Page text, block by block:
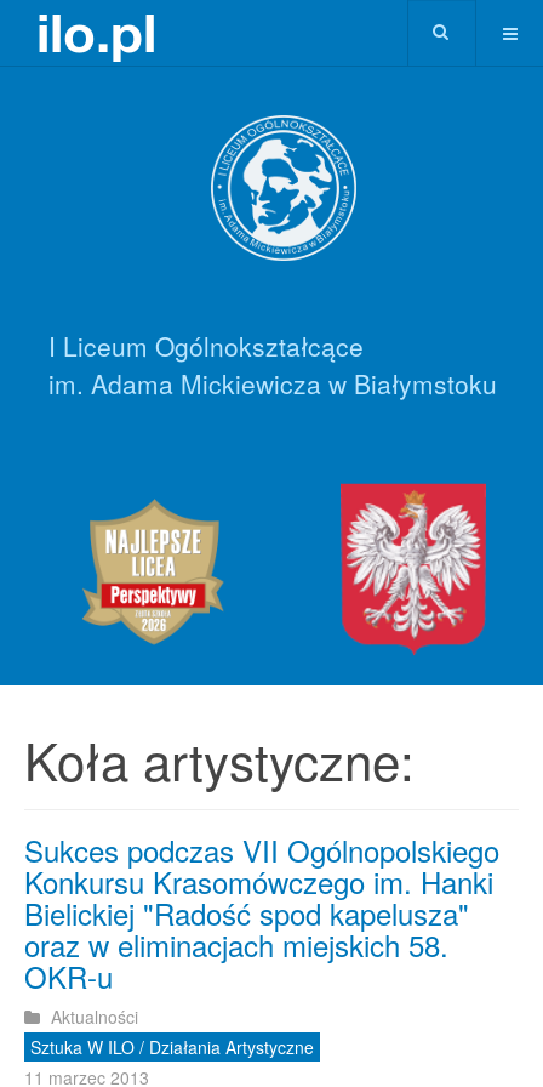
I Liceum Ogólnokształcące
im. Adama Mickiewicza w Białymstoku
Koła artystyczne:
Sukces podczas VII Ogólnopolskiego
Konkursu Krasomówczego im. Hanki
Bielickiej "Radość spod kapelusza"
oraz w eliminacjach miejskich 58.
OKR-u
Aktualności
Sztuka W ILO / Działania Artystyczne
11 marzec 2013